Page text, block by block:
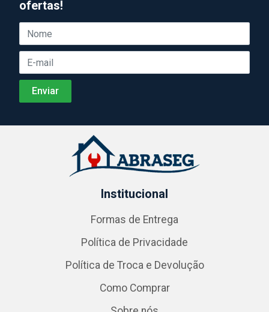
ofertas!
Institucional
Formas de Entrega
Política de Privacidade
Política de Troca e Devolução
Como Comprar